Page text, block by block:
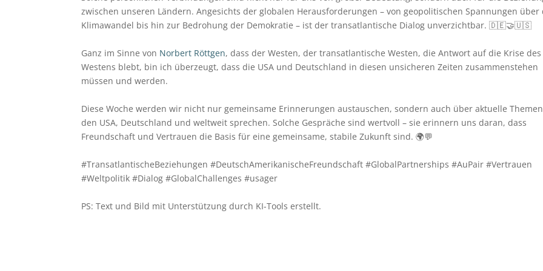
zwischen unseren Ländern. Angesichts der globalen Herausforderungen – von geopolitischen Spannungen über
Klimawandel bis hin zur Bedrohung der Demokratie – ist der transatlantische Dialog unverzichtbar. 🇩🇪🤝🇺🇸
Ganz im Sinne von Norbert Röttgen, dass der Westen, der transatlantische Westen, die Antwort auf die Krise des
Westens blebt, bin ich überzeugt, dass die USA und Deutschland in diesen unsicheren Zeiten zusammenstehen
müssen und werden.
Diese Woche werden wir nicht nur gemeinsame Erinnerungen austauschen, sondern auch über aktuelle
den USA, Deutschland und weltweit sprechen. Solche Gespräche sind wertvoll – sie erinnern uns daran, dass
Freundschaft und Vertrauen die Basis für eine gemeinsame, stabile Zukunft sind. 🌍💬
#TransatlantischeBeziehungen #DeutschAmerikanischeFreundschaft #GlobalPartnerships #AuPair #Vertrauen
#Weltpolitik #Dialog #GlobalChallenges #usager
PS: Text und Bild mit Unterstützung durch KI-Tools erstellt.